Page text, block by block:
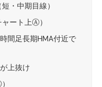
・中期目線）
ャート上Ⓐ）
間足長期HMA付近で
上抜け